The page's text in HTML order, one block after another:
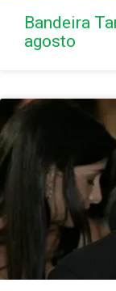
Bandeira
agosto